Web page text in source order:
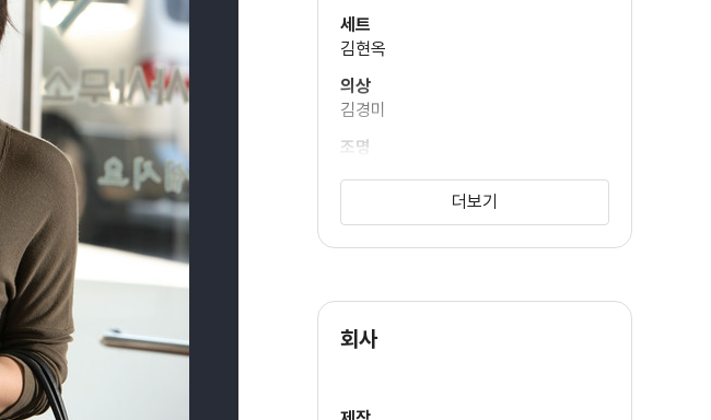
세트
김현옥
의상
김경미
조명
더보기
회사